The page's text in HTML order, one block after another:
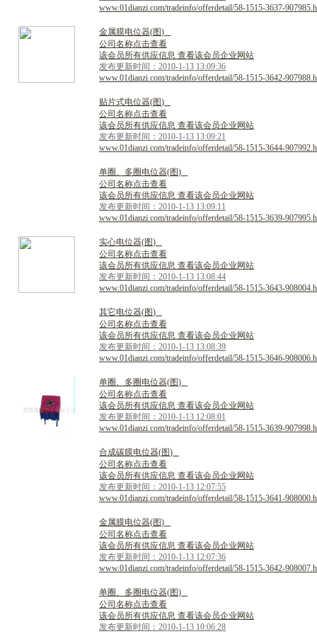
www.01dianzi.com/tradeinfo/offerdetail/58-1515-3637-
金属膜电位器(图)
公司名称点击查看
该会员所有供应信息 查看该会员企业网站
发布更新时间：2010-1-13 13:09:36
www.01dianzi.com/tradeinfo/offerdetail/58-1515-3642-
贴片式电位器(图)
公司名称点击查看
该会员所有供应信息 查看该会员企业网站
发布更新时间：2010-1-13 13:09:21
www.01dianzi.com/tradeinfo/offerdetail/58-1515-3644-
单圈 、 多圈 电位器(图)
公司名称点击查看
该会员所有供应信息 查看该会员企业网站
发布更新时间：2010-1-13 13:09:11
www.01dianzi.com/tradeinfo/offerdetail/58-1515-3639-
实心电位器(图)
公司名称点击查看
该会员所有供应信息 查看该会员企业网站
发布更新时间：2010-1-13 13:08:44
www.01dianzi.com/tradeinfo/offerdetail/58-1515-3643-
其它电位器(图)
公司名称点击查看
该会员所有供应信息 查看该会员企业网站
发布更新时间：2010-1-13 13:08:39
www.01dianzi.com/tradeinfo/offerdetail/58-1515-3646-
单圈 、 多圈 电位器(图)
公司名称点击查看
该会员所有供应信息 查看该会员企业网站
发布更新时间：2010-1-13 12:08:01
www.01dianzi.com/tradeinfo/offerdetail/58-1515-3639-
合成碳 膜电位器(图)
公司名称点击查看
该会员所有供应信息 查看该会员企业网站
发布更新时间：2010-1-13 12:07:55
www.01dianzi.com/tradeinfo/offerdetail/58-1515-3641-
金属膜电位器(图)
公司名称点击查看
该会员所有供应信息 查看该会员企业网站
发布更新时间：2010-1-13 12:07:36
www.01dianzi.com/tradeinfo/offerdetail/58-1515-3642-
单圈 、 多圈 电位器(图)
公司名称点击查看
该会员所有供应信息 查看该会员企业网站
发布更新时间：2010-1-13 10:06:28